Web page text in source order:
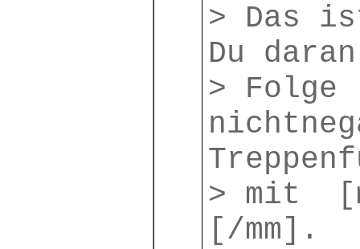
> Das
Du
> Folge
> mit
[/mm].